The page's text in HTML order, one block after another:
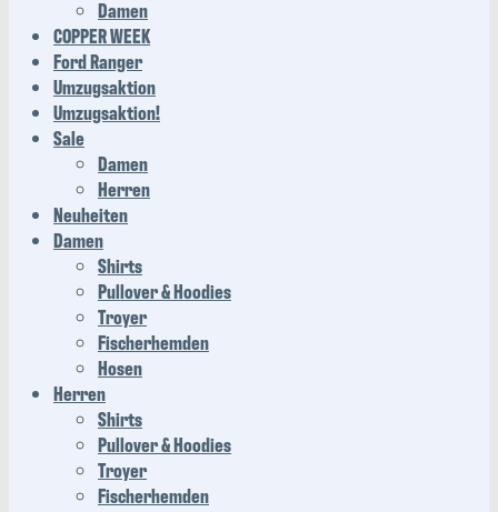
Damen
COPPER WEEK
Ford Ranger
Umzugsaktion
Umzugsaktion!
Sale
Damen
Herren
Neuheiten
Damen
Shirts
Pullover & Hoodies
Troyer
Fischerhemden
Hosen
Herren
Shirts
Pullover & Hoodies
Troyer
Fischerhemden